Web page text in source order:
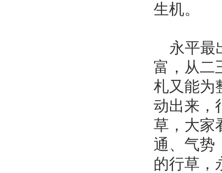
生机。
永平最
富，从二
札又能为
动出来，
草，大家
通、气势
的行草，